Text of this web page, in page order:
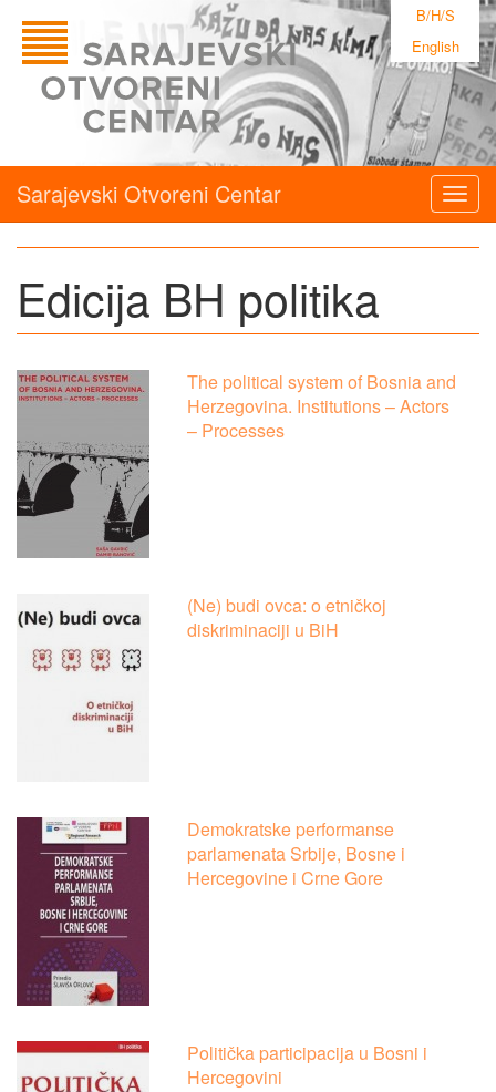
B/H/S
English
Sarajevski Otvoreni Centar
Edicija BH politika
The political system of Bosnia and
Herzegovina. Institutions – Actors
– Processes
(Ne) budi ovca: o etničkoj
diskriminaciji u BiH
Demokratske performanse
parlamenata Srbije, Bosne i
Hercegovine i Crne Gore
Politička participacija u Bosni i
Hercegovini